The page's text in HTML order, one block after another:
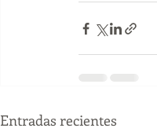
Entradas recientes